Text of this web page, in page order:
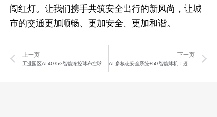
闯红灯。让我们携手共筑安全出行的新风尚，让城
市的交通更加顺畅、更加安全、更加和谐。
Prev
上一页
工业园区AI 4G/5G智能布控球布控球：睡岗/离岗+测吸烟检测
下一页
AI 多模态安全系统+5G智能球机：违停车辆识别